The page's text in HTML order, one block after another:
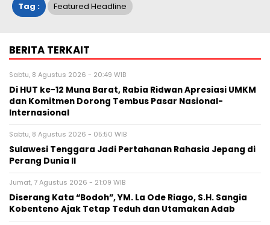
Tag : Featured Headline
BERITA TERKAIT
Sabtu, 8 Agustus 2026 - 20:49 WIB
Di HUT ke-12 Muna Barat, Rabia Ridwan Apresiasi UMKM
dan Komitmen Dorong Tembus Pasar Nasional-
Internasional
Sabtu, 8 Agustus 2026 - 05:50 WIB
Sulawesi Tenggara Jadi Pertahanan Rahasia Jepang di
Perang Dunia II
Jumat, 7 Agustus 2026 - 21:09 WIB
Diserang Kata “Bodoh”, YM. La Ode Riago, S.H. Sangia
Kobenteno Ajak Tetap Teduh dan Utamakan Adab